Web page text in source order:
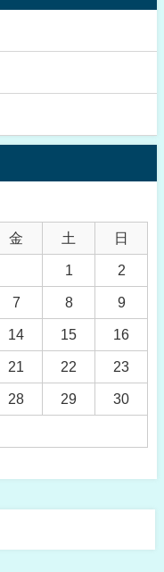
金 土 日
1 2
7 8 9
14 15 16
21 22 23
28 29 30